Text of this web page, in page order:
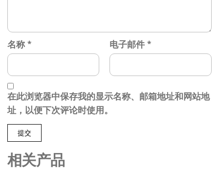
名称 * 电子邮件 *
在此浏览器中保存我的显示名称、邮箱地址和网站地
址，以便下次评论时使用。
相关产品